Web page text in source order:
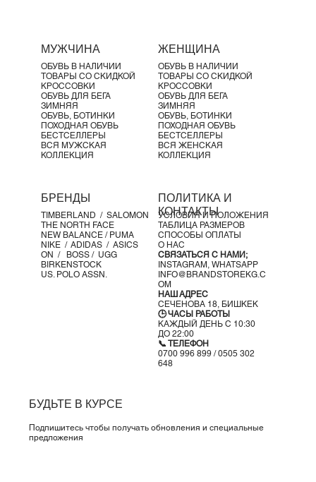
МУЖЧИНА
ОБУВЬ В НАЛИЧИИ
ТОВАРЫ СО СКИДКОЙ
КРОССОВКИ
ОБУВЬ ДЛЯ БЕГА
ЗИМНЯЯ
ОБУВЬ, БОТИНКИ
ПОХОДНАЯ ОБУВЬ
БЕСТСЕЛЛЕРЫ
ВСЯ МУЖСКАЯ
КОЛЛЕКЦИЯ
ЖЕНЩИНА
ОБУВЬ В НАЛИЧИИ
ТОВАРЫ СО СКИДКОЙ
КРОССОВКИ
ОБУВЬ ДЛЯ БЕГА
ЗИМНЯЯ
ОБУВЬ, БОТИНКИ
ПОХОДНАЯ ОБУВЬ
БЕСТСЕЛЛЕРЫ
ВСЯ ЖЕНСКАЯ
КОЛЛЕКЦИЯ
БРЕНДЫ
TIMBERLAND / SALOMON
THE NORTH FACE
NEW BALANCE / PUMA
NIKE / ADIDAS / ASICS
ON / BOSS / UGG
BIRKENSTOCK
US. POLO ASSN.
ПОЛИТИКА И
КОНТАКТЫ
УСЛОВИЯ И ПОЛОЖЕНИЯ
ТАБЛИЦА РАЗМЕРОВ
СПОСОБЫ ОПЛАТЫ
О НАС
СВЯЗАТЬСЯ С НАМИ;
INSTAGRAM, WHATSAPP
INFO@BRANDSTOREKG.C
OM
НАШ АДРЕС
СЕЧЕНОВА 18, БИШКЕК
🕒 ЧАСЫ РАБОТЫ
КАЖДЫЙ ДЕНЬ С 10:30
ДО 22:00
📞 ТЕЛЕФОН
0700 996 899 / 0505 302
648
БУДЬТЕ В КУРСЕ
Подпишитесь чтобы получать обновления и специальные
предложения